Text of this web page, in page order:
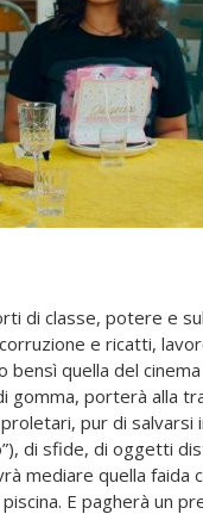
di classe, potere e
e ricatti,
quella del
gomma, porterà alla
pur di salvarsi
di sfide, di oggetti
mediare quella faida
E pagherà un